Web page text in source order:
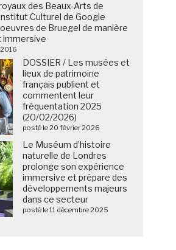
des Beaux-Arts de
Culturel de Google
de Bruegel de manière
DOSSIER / Les musées et
lieux de patrimoine
français publient et
commentent leur
fréquentation 2025
(20/02/2026)
posté le 20 février 2026
Le Muséum d’histoire
naturelle de Londres
prolonge son expérience
immersive et prépare des
développements majeurs
dans ce secteur
posté le 11 décembre 2025